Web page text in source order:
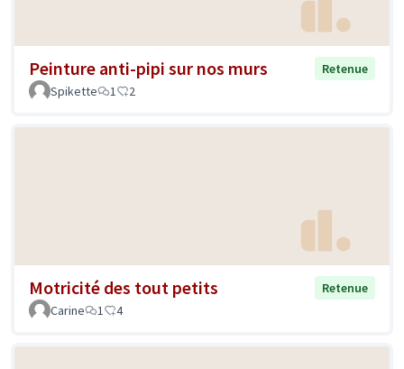
Peinture anti-pipi sur nos murs
Retenue
Spikette
1 2
Motricité des tout petits
Retenue
Carine
1 4